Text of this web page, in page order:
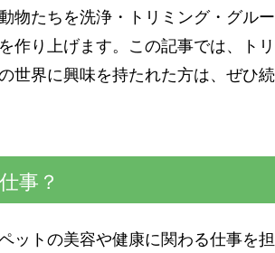
物たちを洗浄・トリミング・グル
作り上げます。この記事では、ト
世界に興味を持たれた方は、ぜひ続
事？
ットの美容や健康に関わる仕事を担